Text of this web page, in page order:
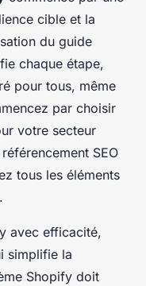
cible et la
du guide
chaque étape,
pour tous, même
par choisir
votre secteur
SEO
tous les éléments
avec efficacité,
simplifie la
Shopify doit